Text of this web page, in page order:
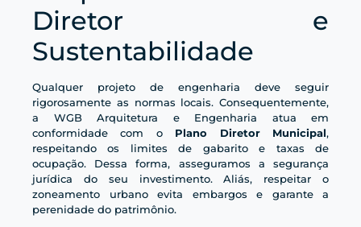
Diretor e
Sustentabilidade
Qualquer projeto de engenharia deve seguir
rigorosamente as normas locais. Consequentemente,
a WGB Arquitetura e Engenharia atua em
conformidade com o Plano Diretor Municipal,
respeitando os limites de gabarito e taxas de
ocupação. Dessa forma, asseguramos a segurança
jurídica do seu investimento. Aliás, respeitar o
zoneamento urbano evita embargos e garante a
perenidade do patrimônio.